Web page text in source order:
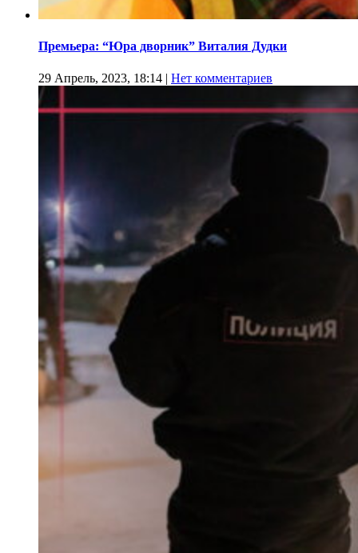
Премьера: “Юра дворник” Виталия Дудки
29 Апрель, 2023, 18:14 | Нет комментариев